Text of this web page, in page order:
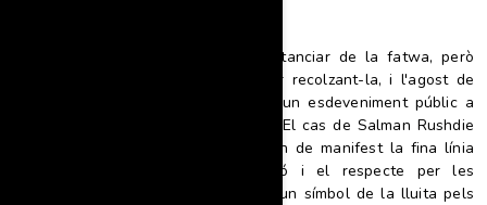
El 1998, el govern iranià es va distanciar de la fatwa, però
molts fonamentalistes van continuar recolzant-la, i l'agost de
2022, Rushdie va ser apunyalat en un esdeveniment públic a
Nova York, resultant greument ferit. El cas de Salman Rushdie
és un dels molts episodis que posen de manifest la fina línia
que separa la llibertat d'expressió i el respecte per les
creences religioses, i continua sent un símbol de la lluita pels